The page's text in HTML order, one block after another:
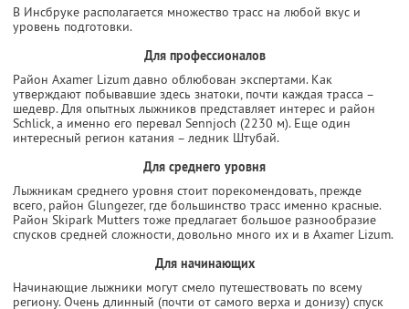
В Инсбруке располагается множество трасс на любой вкус и
уровень подготовки.
Для профессионалов
Район Axamer Lizum давно облюбован экспертами. Как
утверждают побывавшие здесь знатоки, почти каждая трасса –
шедевр. Для опытных лыжников представляет интерес и район
Schlick, а именно его перевал Sennjoch (2230 м). Еще один
интересный регион катания – ледник Штубай.
Для среднего уровня
Лыжникам среднего уровня стоит порекомендовать, прежде
всего, район Glungezer, где большинство трасс именно красные.
Район Skipark Mutters тоже предлагает большое разнообразие
спусков средней сложности, довольно много их и в Axamer Lizum.
Для начинающих
Начинающие лыжники могут смело путешествовать по всему
региону. Очень длинный (почти от самого верха и донизу) спуск